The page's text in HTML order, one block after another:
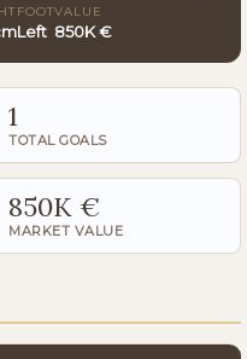
FOOT
Left
VALUE
850K €
1
TOTAL GOALS
850K €
MARKET VALUE